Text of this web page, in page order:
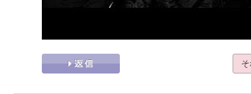
そ